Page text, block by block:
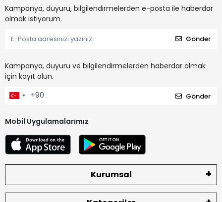
Kampanya, duyuru, bilgilendirmelerden e-posta ile haberdar
olmak istiyorum.
Gönder
Kampanya, duyuru ve bilgilendirmelerden haberdar olmak
için kayıt olun.
Gönder
Mobil Uygulamalarımız
Kurumsal